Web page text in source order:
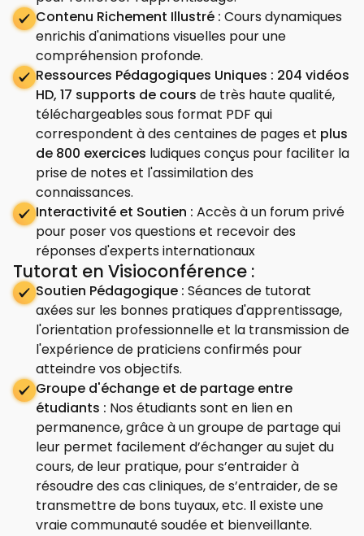
Contenu Richement Illustré : Cours dynamiques
enrichis d'animations visuelles pour une
compréhension profonde.
Ressources Pédagogiques Uniques : 204 vidéos
HD, 17 supports de cours de très haute qualité,
téléchargeables sous format PDF qui
correspondent à des centaines de pages et plus
de 800 exercices ludiques conçus pour faciliter la
prise de notes et l'assimilation des
connaissances.
Interactivité et Soutien : Accès à un forum privé
pour poser vos questions et recevoir des
réponses d'experts internationaux
Tutorat en Visioconférence :
Soutien Pédagogique : Séances de tutorat
axées sur les bonnes pratiques d'apprentissage,
l'orientation professionnelle et la transmission de
l'expérience de praticiens confirmés pour
atteindre vos objectifs.
Groupe d'échange et de partage entre
étudiants : Nos étudiants sont en lien en
permanence, grâce à un groupe de partage qui
leur permet facilement d’échanger au sujet du
cours, de leur pratique, pour s’entraider à
résoudre des cas cliniques, de s’entraider, de se
transmettre de bons tuyaux, etc. Il existe une
vraie communauté soudée et bienveillante.